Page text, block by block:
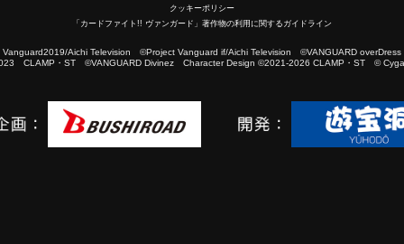
クッキーポリシー
「カードファイト!! ヴァンガード」著作物の利用に関するガイドライン
Aichi Television ©Project Vanguard if/Aichi Television ©VANGUARD
CLAMP・ST ©VANGUARD Divinez Character Design ©2021-2026 CLAMP・ST ©